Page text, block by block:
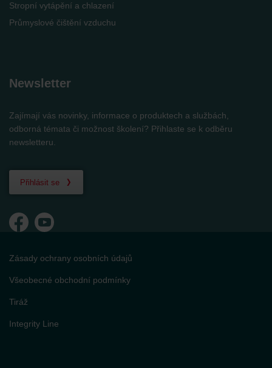
Stropní vytápění a chlazení
Průmyslové čištění vzduchu
Newsletter
Zajímají vás novinky, informace o produktech a službách,
odborná témata či možnost školení? Přihlaste se k odběru
newsletteru.
Přihlásit se
Zásady ochrany osobních údajů
Všeobecné obchodní podmínky
Tiráž
Integrity Line